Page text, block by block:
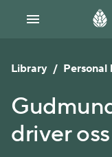
Library / Personal
driver